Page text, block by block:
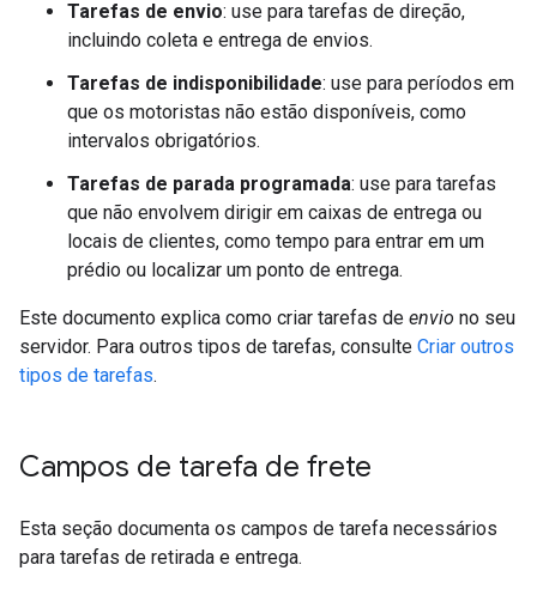
Tarefas de envio: use para tarefas de direção,
incluindo coleta e entrega de envios.
Tarefas de indisponibilidade: use para períodos em
que os motoristas não estão disponíveis, como
intervalos obrigatórios.
Tarefas de parada programada: use para tarefas
que não envolvem dirigir em caixas de entrega ou
locais de clientes, como tempo para entrar em um
prédio ou localizar um ponto de entrega.
Este documento explica como criar tarefas de envio no seu
servidor. Para outros tipos de tarefas, consulte Criar outros
tipos de tarefas.
Campos de tarefa de frete
Esta seção documenta os campos de tarefa necessários
para tarefas de retirada e entrega.